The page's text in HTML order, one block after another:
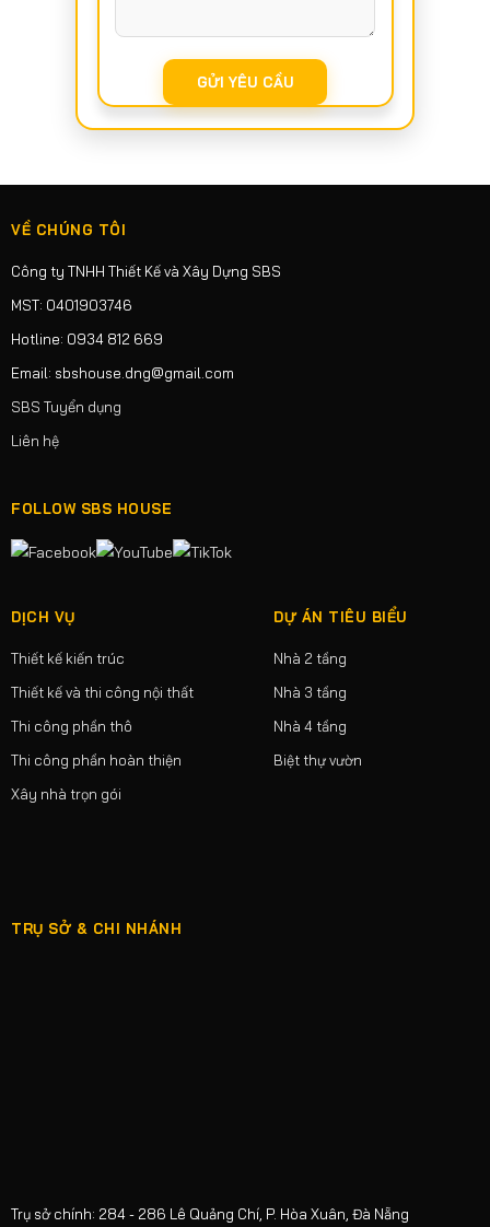
VỀ CHÚNG TÔI
Công ty TNHH Thiết Kế và Xây Dựng SBS
MST: 0401903746
Hotline: 0934 812 669
Email: sbshouse.dng@gmail.com
SBS Tuyển dụng
Liên hệ
FOLLOW SBS HOUSE
DỊCH VỤ
Thiết kế kiến trúc
Thiết kế và thi công nội thất
Thi công phần thô
Thi công phần hoàn thiện
Xây nhà trọn gói
DỰ ÁN TIÊU BIỂU
Nhà 2 tầng
Nhà 3 tầng
Nhà 4 tầng
Biệt thự vườn
TRỤ SỞ & CHI NHÁNH
Trụ sở chính: 284 - 286 Lê Quảng Chí, P. Hòa Xuân, Đà Nẵng